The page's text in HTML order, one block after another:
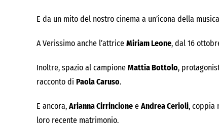
E da un mito del nostro cinema a un’icona della
A Verissimo anche l’attrice Miriam Leone, dal 16
Inoltre, spazio al campione Mattia Bottolo,
racconto di Paola Caruso.
E ancora, Arianna Cirrincione e Andrea Cerioli, coppia
loro recente matrimonio.